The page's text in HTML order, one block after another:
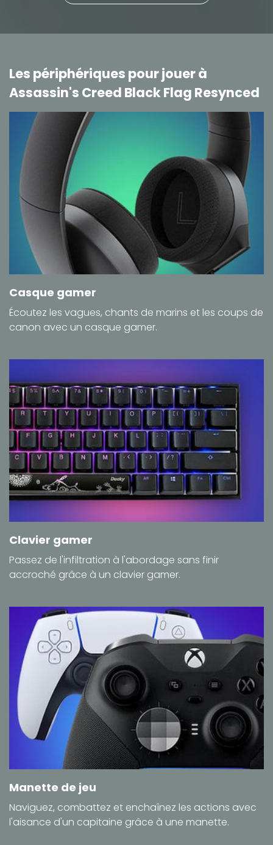
Les périphériques pour jouer à
Assassin's Creed Black Flag Resynced
Casque gamer
Écoutez les vagues, chants de marins et les coups de
canon avec un casque gamer.
Clavier gamer
Passez de l'infiltration à l'abordage sans finir
accroché grâce à un clavier gamer.
Manette de jeu
Naviguez, combattez et enchaînez les actions avec
l'aisance d'un capitaine grâce à une manette.